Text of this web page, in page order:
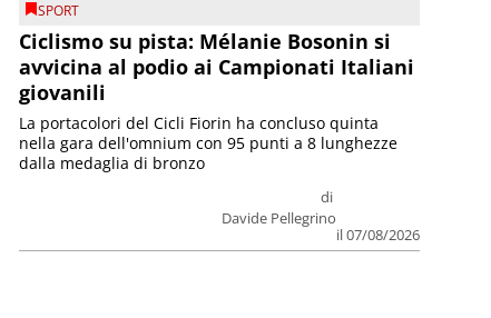
SPORT
Ciclismo su pista: Mélanie Bosonin si
avvicina al podio ai Campionati Italiani
giovanili
di
Davide Pellegrino
il 07/08/2026
La portacolori del Cicli Fiorin ha concluso quinta
nella gara dell'omnium con 95 punti a 8 lunghezze
dalla medaglia di bronzo